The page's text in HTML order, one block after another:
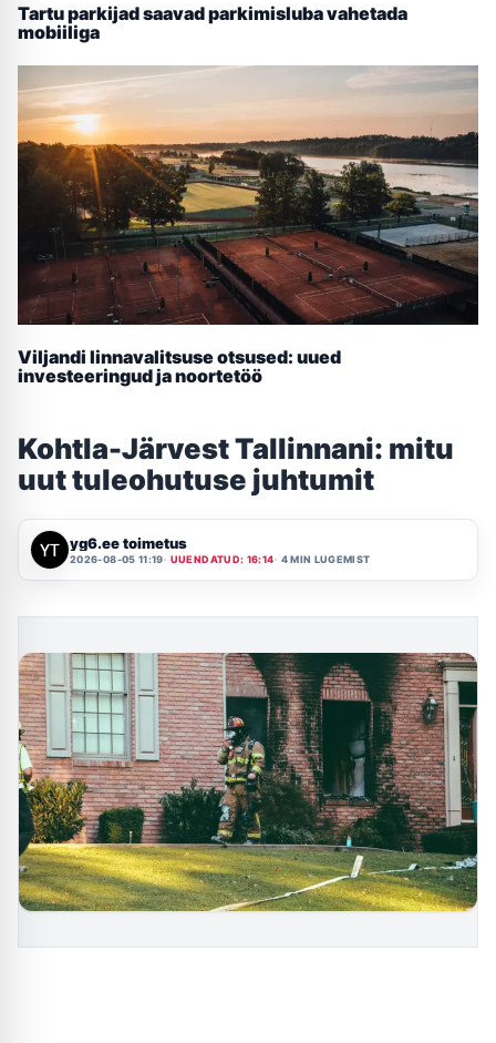
Tartu parkijad saavad parkimisluba vahetada
mobiiliga
Viljandi linnavalitsuse otsused: uued
investeeringud ja noortetöö
Kohtla-Järvest Tallinnani: mitu
uut tuleohutuse juhtumit
yg6.ee toimetus
2026-08-05 11:19 UUENDATUD: 16:14 4 MIN LUGEMIST